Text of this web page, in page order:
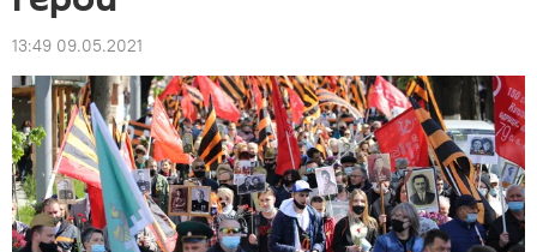
13:49 09.05.2021